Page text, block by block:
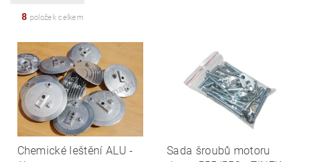
8 položek celkem
Chemické leštění ALU -
Sada šroubů motoru